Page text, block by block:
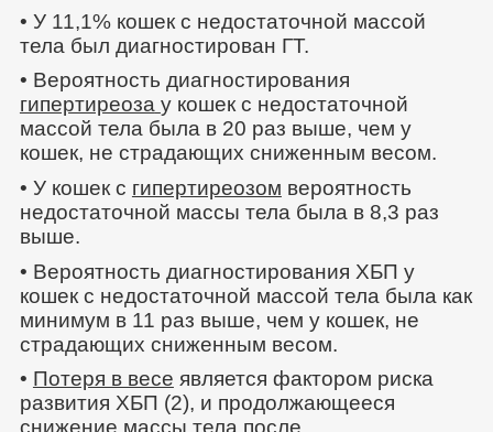
• У 11,1% кошек с недостаточной массой
тела был диагностирован ГТ.
• Вероятность диагностирования
гипертиреоза у кошек с недостаточной
массой тела была в 20 раз выше, чем у
кошек, не страдающих сниженным весом.
• У кошек с гипертиреозом вероятность
недостаточной массы тела была в 8,3 раз
выше.
• Вероятность диагностирования ХБП у
кошек с недостаточной массой тела была как
минимум в 11 раз выше, чем у кошек, не
страдающих сниженным весом.
• Потеря в весе является фактором риска
развития ХБП (2), и продолжающееся
снижение массы тела после